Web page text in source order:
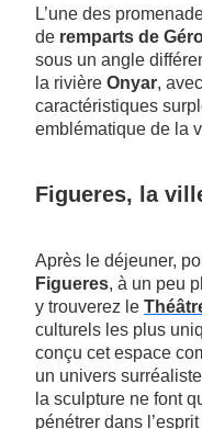
L’une des
de remparts de
sous un angle
la rivière Onyar,
caractéristiques
emblématique de la
Figueres, la
Après le déjeuner,
Figueres, à un peu
y trouverez le
culturels les plus
conçu cet espace
un univers
la sculpture ne font
pénétrer dans